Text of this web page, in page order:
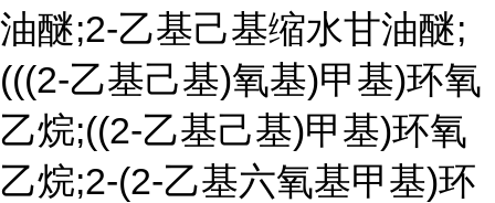
油醚;2-乙基己基缩水甘油醚;
(((2-乙基己基)氧基)甲基)环氧
乙烷;((2-乙基己基)甲基)环氧
乙烷;2-(2-乙基六氧基甲基)环